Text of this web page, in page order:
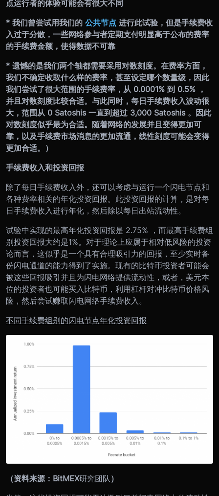
点运行者的体验可能会有很大不同
* 我们曾尝试用我们的 公共节点 进行此试验，但是手续费收
入过于分散，一些网络参与者定期支付明显高于公布的费率
的手续费金额，使得数据不可靠
* 遗憾的是我们两个轴都需要采用对数刻度。在费率方面，
我们不确定收取什么样的费率，甚至设定哪个数量级，因此
我们尝试了很大范围的手续费率，从 0.0001% 到 0.5% ，
并且对数刻度比较合适。与此同时，每日手续费收入波动很
大，范围从 0 Satoshis 一直到超过 3,000 Satoshis 。因此
对数刻度似乎最为合适。随着网络的发展并且变得更加可
靠，以及手续费市场消息的更加流通，线性刻度可能会变得
更加合适。）
手续费收入和投资回报
除了每日手续费收入外，还可以考虑与运行一个闪电节点和
各种费率相关的年化投资回报。此投资回报的计算，是对每
日手续费收入进行年化，然后除以每日出站流动性。
试验中实现的最高年化投资回报是 2.75% ，而最高手续费组
别投资回报大约是1%。对于理论上应属于相对低风险的投资
论而言，这似乎是一个具有合理吸引力的回报，至少实时备
份闪电通道的能力得到了实施。现有的比特币投资者可能会
被这些回报吸引并且为闪电网络提供流动性，或者，美元本
位的投资者也可能买入比特币，利用杠杆对冲比特币价格风
险，然后尝试赚取闪电网络手续费收入。
不同手续费组别的闪电节点年化投资回报
（资料来源：BitMEX研究团队 ）